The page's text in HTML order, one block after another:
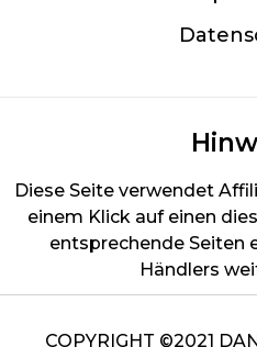
Diese Seite verwendet
einem Klick auf einen
entsprechende Seiten
Händlers
COPYRIGHT ©2021